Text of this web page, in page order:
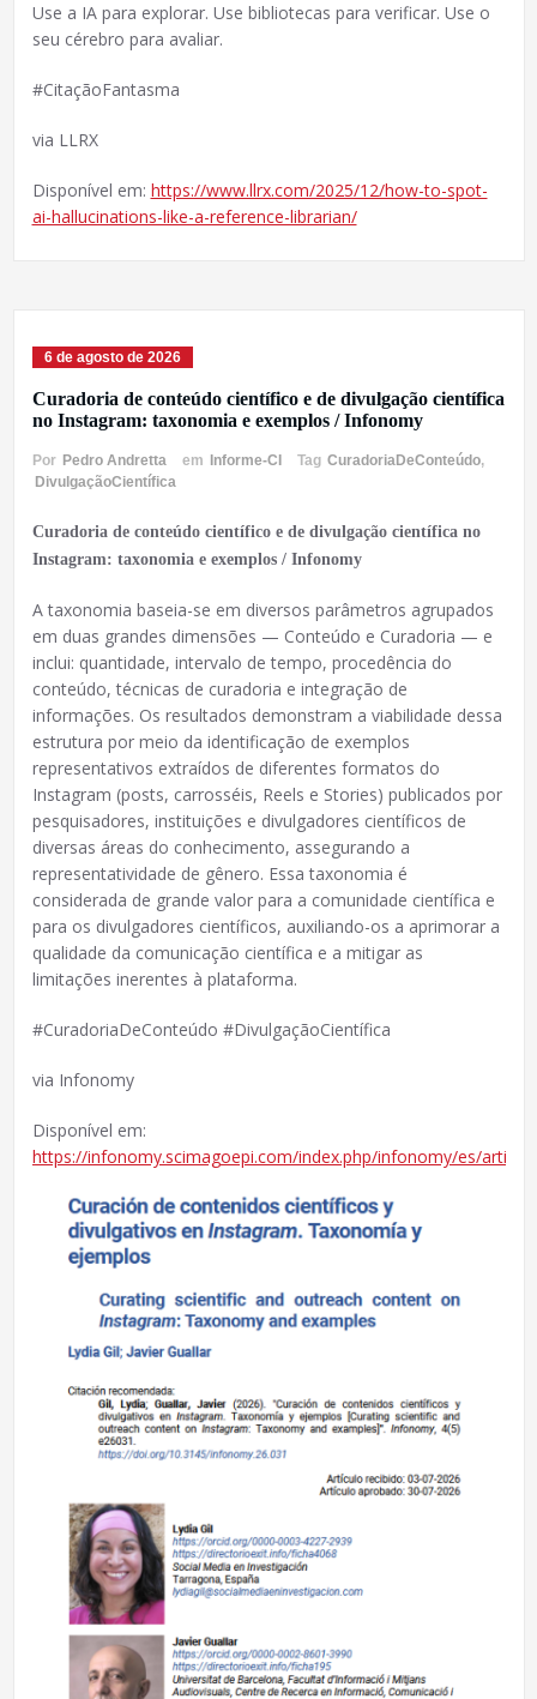
Use a IA para explorar. Use bibliotecas para verificar. Use o
seu cérebro para avaliar.
#CitaçãoFantasma
via LLRX
Disponível em: https://www.llrx.com/2025/12/how-to-spot-
ai-hallucinations-like-a-reference-librarian/
6 de agosto de 2026
Curadoria de conteúdo científico e de divulgação científica
no Instagram: taxonomia e exemplos / Infonomy
Por Pedro Andretta em Informe-CI Tag CuradoriaDeConteúdo,
DivulgaçãoCientífica
Curadoria de conteúdo científico e de divulgação científica no
Instagram: taxonomia e exemplos / Infonomy
A taxonomia baseia-se em diversos parâmetros agrupados
em duas grandes dimensões — Conteúdo e Curadoria — e
inclui: quantidade, intervalo de tempo, procedência do
conteúdo, técnicas de curadoria e integração de
informações. Os resultados demonstram a viabilidade dessa
estrutura por meio da identificação de exemplos
representativos extraídos de diferentes formatos do
Instagram (posts, carrosséis, Reels e Stories) publicados por
pesquisadores, instituições e divulgadores científicos de
diversas áreas do conhecimento, assegurando a
representatividade de gênero. Essa taxonomia é
considerada de grande valor para a comunidade científica e
para os divulgadores científicos, auxiliando-os a aprimorar a
qualidade da comunicação científica e a mitigar as
limitações inerentes à plataforma.
#CuradoriaDeConteúdo #DivulgaçãoCientífica
via Infonomy
Disponível em:
https://infonomy.scimagoepi.com/index.php/infonomy/es/